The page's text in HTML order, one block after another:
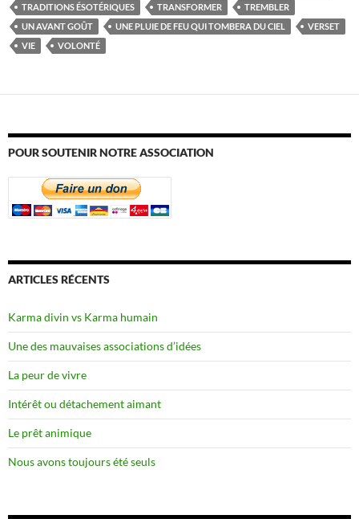
TRADITIONS ÉSOTÉRIQUES
TRANSFORMER
TREMBLER
UN AVANT GOÛT
UNE PLUIE DE FEU QUI TOMBERA DU CIEL
VERSET
VIE
VOLONTÉ
POUR SOUTENIR NOTRE ASSOCIATION
ARTICLES RÉCENTS
Karma divin vs Karma humain
Une des mauvaises associations d’idées
La peur de vivre
Intérêt ou détachement aimant
Le prêt animique
Nous avons toujours été seuls